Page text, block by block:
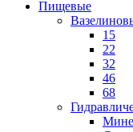
Пищевые
15
22
32
46
68